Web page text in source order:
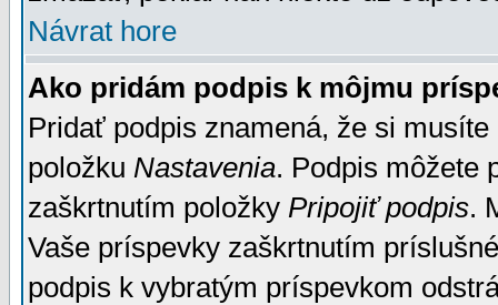
Návrat hore
Ako pridám podpis k môjmu
Pridať podpis znamená, že si
položku Nastavenia. Podpis môžete
zaškrtnutím položky Pripojiť podpis.
Vaše príspevky zaškrtnutím
podpis k vybratým príspevkom